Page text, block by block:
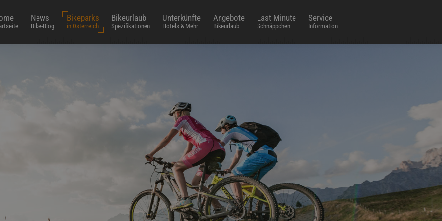
News
Bike-Blog
Bikeparks
in Österreich
Bikeurlaub
Spezifikationen
Unterkünfte
Hotels & Mehr
Angebote
Bikeurlaub
Last Minute
Schnäppchen
Service
Information